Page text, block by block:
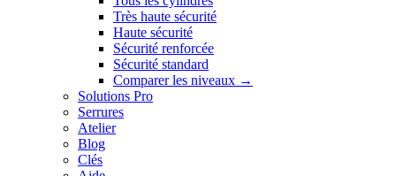
Très haute sécurité
Haute sécurité
Sécurité renforcée
Sécurité standard
Comparer les niveaux →
Solutions Pro
Serrures
Atelier
Blog
Clés